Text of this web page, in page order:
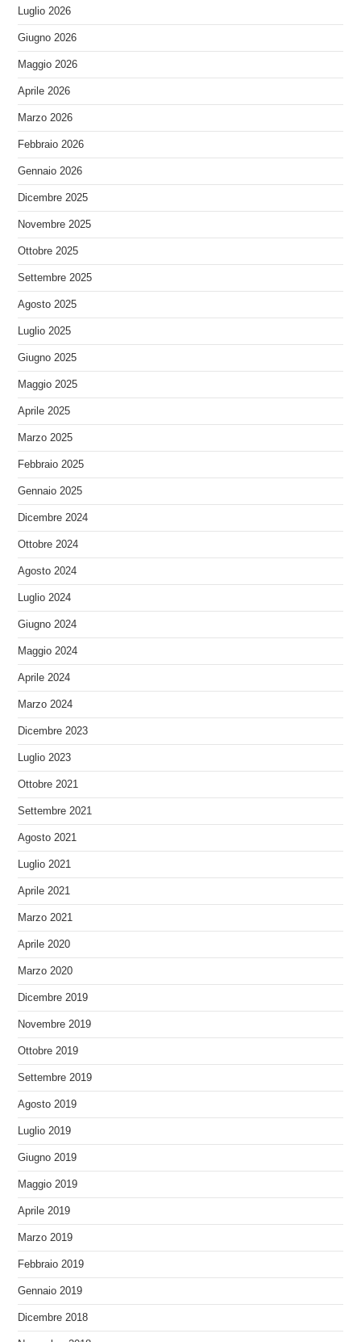
Luglio 2026
Giugno 2026
Maggio 2026
Aprile 2026
Marzo 2026
Febbraio 2026
Gennaio 2026
Dicembre 2025
Novembre 2025
Ottobre 2025
Settembre 2025
Agosto 2025
Luglio 2025
Giugno 2025
Maggio 2025
Aprile 2025
Marzo 2025
Febbraio 2025
Gennaio 2025
Dicembre 2024
Ottobre 2024
Agosto 2024
Luglio 2024
Giugno 2024
Maggio 2024
Aprile 2024
Marzo 2024
Dicembre 2023
Luglio 2023
Ottobre 2021
Settembre 2021
Agosto 2021
Luglio 2021
Aprile 2021
Marzo 2021
Aprile 2020
Marzo 2020
Dicembre 2019
Novembre 2019
Ottobre 2019
Settembre 2019
Agosto 2019
Luglio 2019
Giugno 2019
Maggio 2019
Aprile 2019
Marzo 2019
Febbraio 2019
Gennaio 2019
Dicembre 2018